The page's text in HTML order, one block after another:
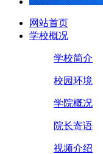
网站首页
学校概况
学校简介
校园环境
学院概况
院长寄语
视频介绍